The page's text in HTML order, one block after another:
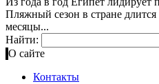
Пляжный сезон в стране
месяцы...
Найти:
О сайте
Контакты